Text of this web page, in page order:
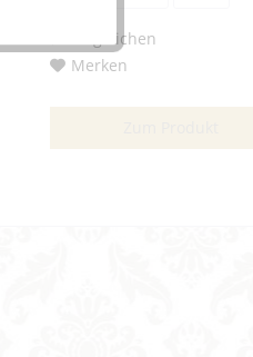
Vergleichen
Merken